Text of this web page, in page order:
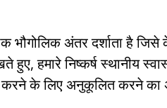
भौगोलिक अंतर दर्शाता है
हमारे निष्कर्ष स्थानीय
करने के लिए अनुकूलित करने का